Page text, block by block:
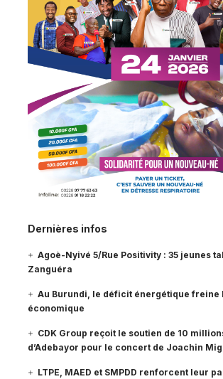
Dernières infos
Agoè-Nyivé 5/Rue Positivity : 35 jeunes
Zanguéra
Au Burundi, le déficit énergétique freine
économique
CDK Group reçoit le soutien de 10
d’Adebayor pour le concert de Joachin
LTPE, MAED et SMPDD renforcent leur